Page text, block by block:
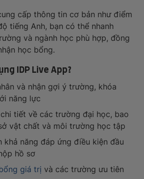
cấp thông tin cơ bản như điểm
tiếng Anh, bạn có thể nhanh
và ngành học phù hợp, đồng
học bổng.
IDP Live App?
và nhận gợi ý trường, khóa
năng lực
tiết về các trường đại học, bao
vật chất và môi trường học tập
khả năng đáp ứng điều kiện đầu
hồ sơ
giá trị và các trường ưu tiên